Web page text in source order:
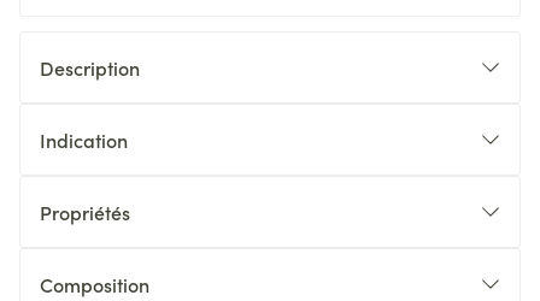
Description
Indication
Propriétés
Composition